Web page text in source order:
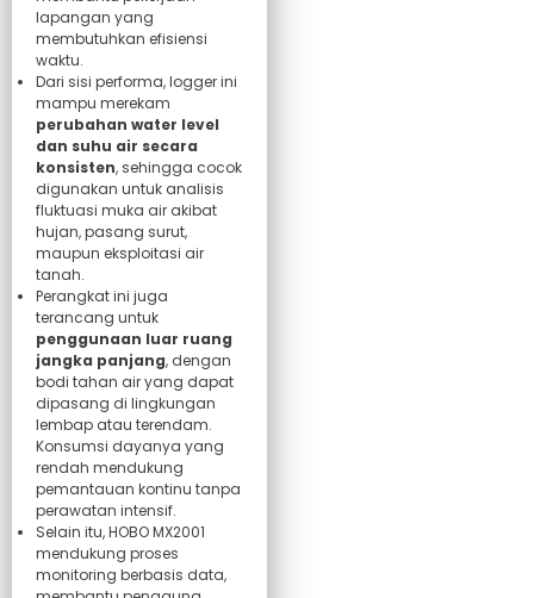
lapangan yang
membutuhkan efisiensi
waktu.
Dari sisi performa, logger ini
mampu merekam
perubahan water level
dan suhu air secara
konsisten, sehingga cocok
digunakan untuk analisis
fluktuasi muka air akibat
hujan, pasang surut,
maupun eksploitasi air
tanah.
Perangkat ini juga
terancang untuk
penggunaan luar ruang
jangka panjang, dengan
bodi tahan air yang dapat
dipasang di lingkungan
lembap atau terendam.
Konsumsi dayanya yang
rendah mendukung
pemantauan kontinu tanpa
perawatan intensif.
Selain itu, HOBO MX2001
mendukung proses
monitoring berbasis data,